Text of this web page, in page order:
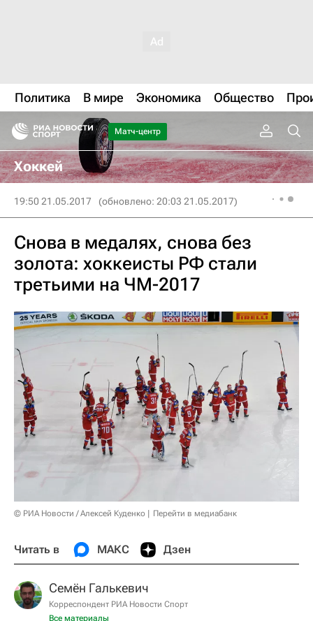
Политика В мире Экономика Общество
Матч-центр
Хоккей
19:50 21.05.2017 (обновлено: 20:03 21.05.2017)
Снова в медалях, снова без
золота: хоккеисты РФ стали
третьими на ЧМ-2017
© РИА Новости / Алексей Куденко Перейти в медиабанк
Читать в МАКС Дзен
Семён Галькевич
Корреспондент РИА Новости Спорт
Все материалы